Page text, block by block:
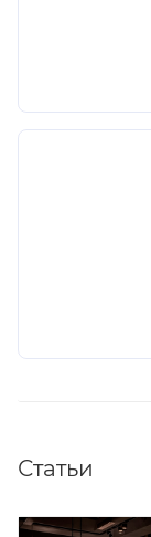
Статьи